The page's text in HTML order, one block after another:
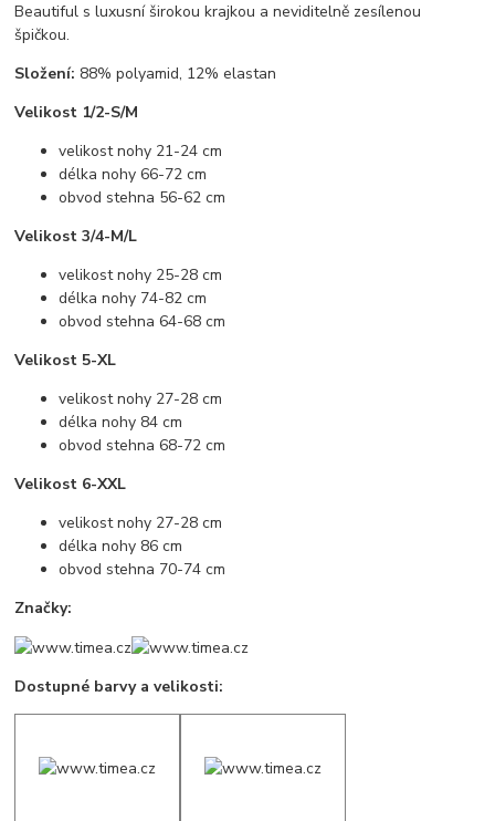
Beautiful s luxusní širokou krajkou a neviditelně zesílenou
špičkou.
Složení: 88% polyamid, 12% elastan
Velikost 1/2-S/M
velikost nohy 21-24 cm
délka nohy 66-72 cm
obvod stehna 56-62 cm
Velikost 3/4-M/L
velikost nohy 25-28 cm
délka nohy 74-82 cm
obvod stehna 64-68 cm
Velikost 5-XL
velikost nohy 27-28 cm
délka nohy 84 cm
obvod stehna 68-72 cm
Velikost 6-XXL
velikost nohy 27-28 cm
délka nohy 86 cm
obvod stehna 70-74 cm
Značky:
Dostupné barvy a velikosti: